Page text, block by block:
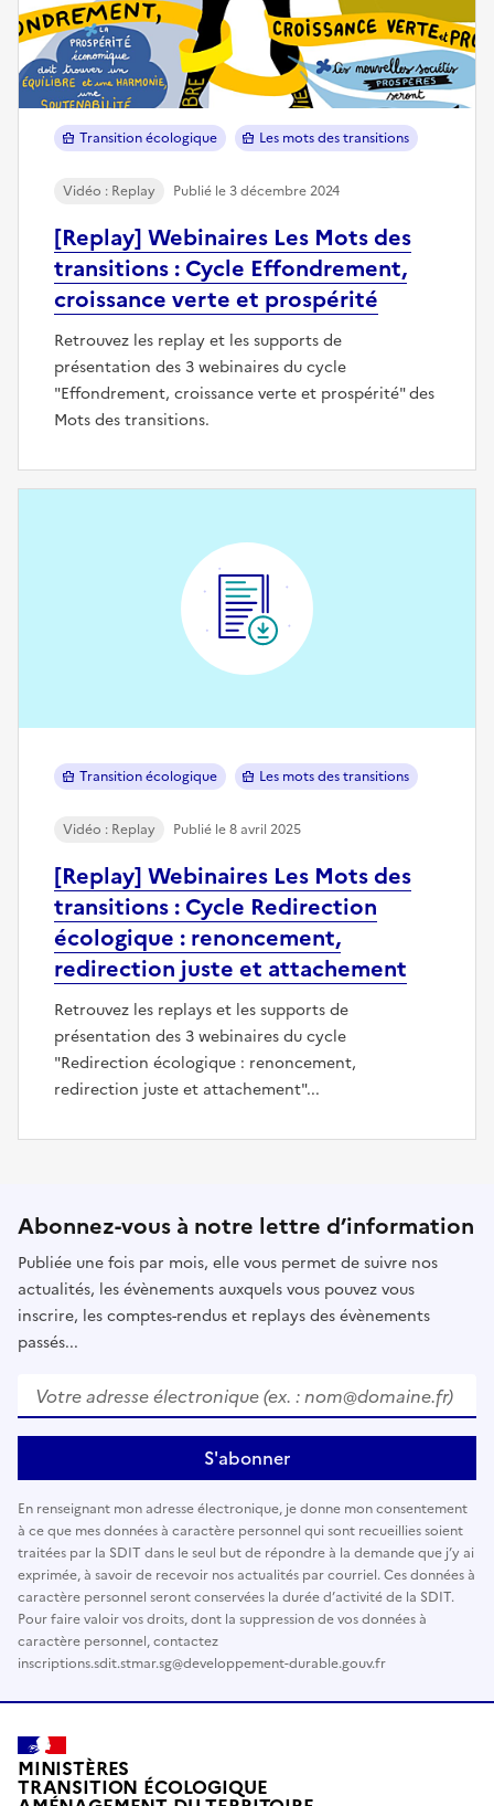
[Replay] Webinaires Les Mots des
transitions : Cycle Effondrement,
croissance verte et prospérité
Retrouvez les replay et les supports de
présentation des 3 webinaires du cycle
"Effondrement, croissance verte et prospérité" des
Mots des transitions.
Transition écologique Les mots des transitions
Vidéo : Replay Publié le 3 décembre 2024
[Replay] Webinaires Les Mots des
transitions : Cycle Redirection
écologique : renoncement,
redirection juste et attachement
Retrouvez les replays et les supports de
présentation des 3 webinaires du cycle
"Redirection écologique : renoncement,
redirection juste et attachement"...
Transition écologique Les mots des transitions
Vidéo : Replay Publié le 8 avril 2025
Abonnez-vous à notre lettre d’information
Publiée une fois par mois, elle vous permet de suivre nos
actualités, les évènements auxquels vous pouvez vous
inscrire, les comptes-rendus et replays des évènements
passés...
Votre adresse électronique (ex. : nom@domaine.fr)*
S'abonner
En renseignant mon adresse électronique, je donne mon consentement
à ce que mes données à caractère personnel qui sont recueillies soient
traitées par la SDIT dans le seul but de répondre à la demande que j’y ai
exprimée, à savoir de recevoir nos actualités par courriel. Ces données à
caractère personnel seront conservées la durée d’activité de la SDIT.
Pour faire valoir vos droits, dont la suppression de vos données à
caractère personnel, contactez
inscriptions.sdit.stmar.sg@developpement-durable.gouv.fr
MINISTÈRES
TRANSITION ÉCOLOGIQUE